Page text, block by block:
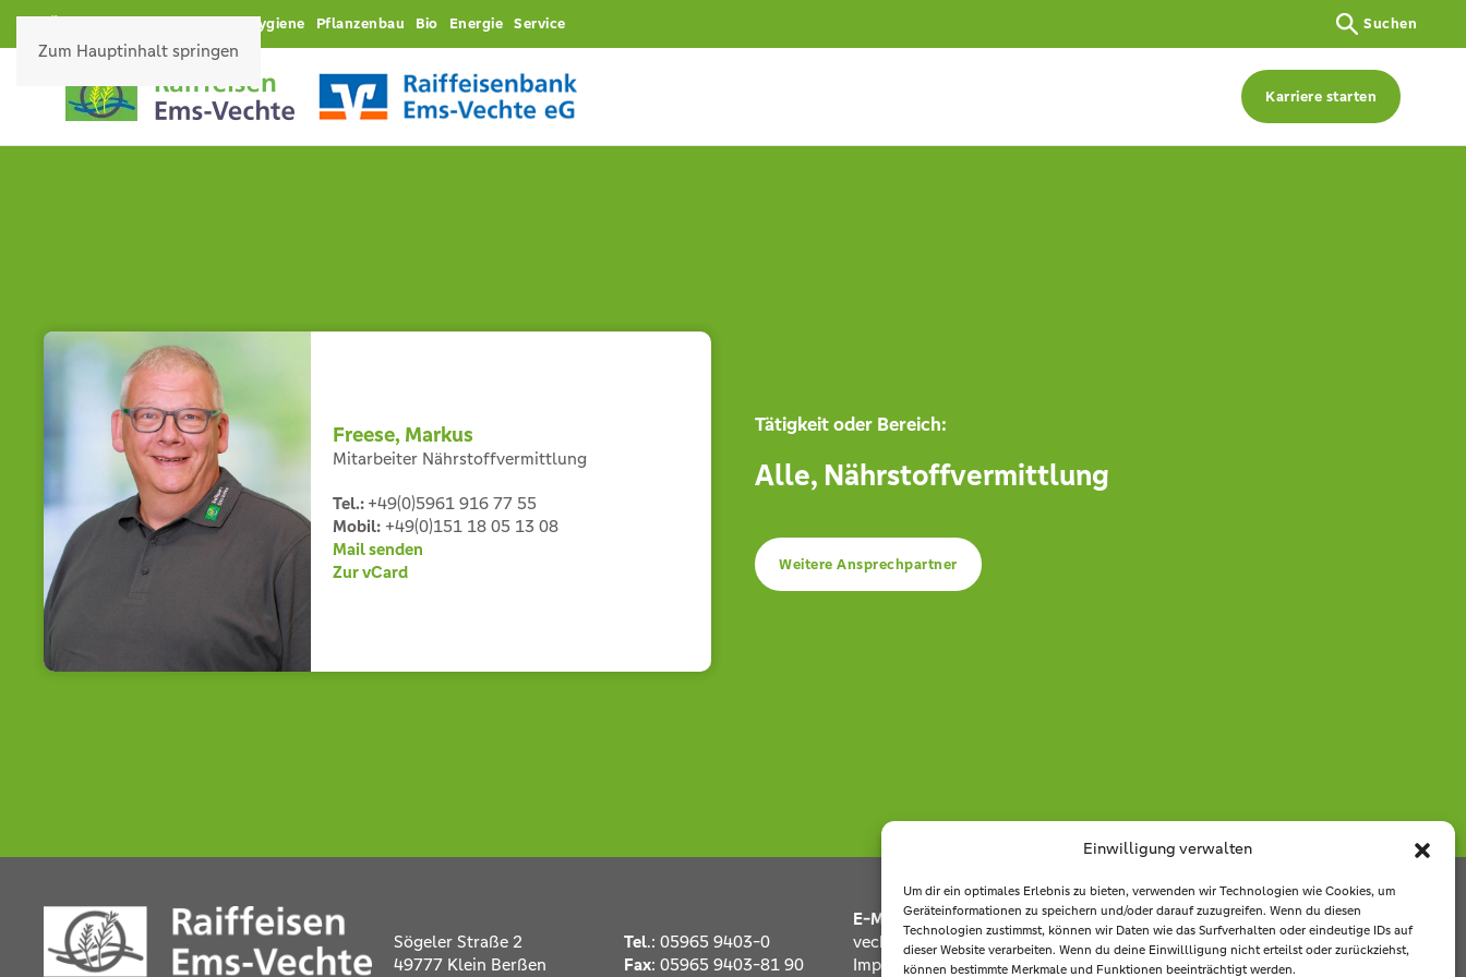
Einwilligung verwalten
Um dir ein optimales Erlebnis zu bieten, verwenden wir Technologien wie Cookies, um
Geräteinformationen zu speichern und/oder darauf zuzugreifen. Wenn du diesen
Technologien zustimmst, können wir Daten wie das Surfverhalten oder eindeutige IDs auf
dieser Website verarbeiten. Wenn du deine Einwillligung nicht erteilst oder zurückziehst,
können bestimmte Merkmale und Funktionen beeinträchtigt werden.
Zum Hauptinhalt springen
Hygiene Pflanzenbau Bio Energie Service Suchen
Karriere starten
Tätigkeit oder Bereich:
Alle, Nährstoffvermittlung
Weitere Ansprechpartner
Freese, Markus
Mitarbeiter Nährstoffvermittlung
Tel.: +49(0)5961 916 77 55
Mobil:+49(0)151 18 05 13 08
Mail senden
Zur vCard
Sögeler Straße 2
49777 Klein Berßen
Tel.: 05965 9403-0
Fax: 05965 9403-81 90
E-Mail:info@ems-
vechte.de
Impressum| Datenschutz|
Copyright © Raiffeisenbank
Ems-Vechte eG 2025